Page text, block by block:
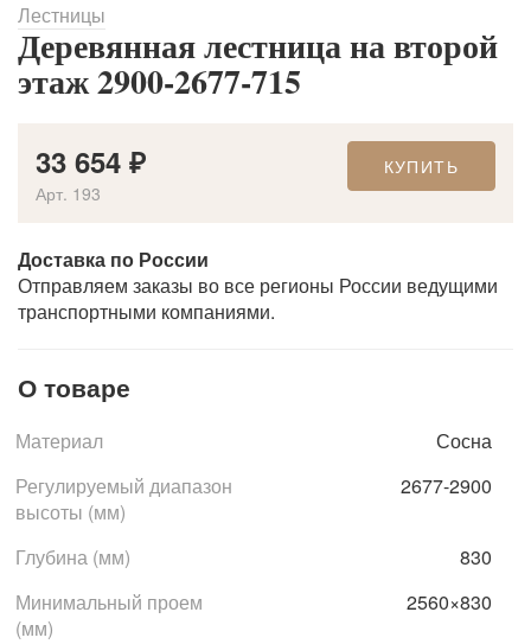
Лестницы
Деревянная лестница на второй
этаж 2900-2677-715
КУПИТЬ
33 654 ₽
Арт. 193
Доставка по России
Отправляем заказы во все регионы России ведущими
транспортными компаниями.
О товаре
Материал
Сосна
Регулируемый диапазон
высоты (мм)
2677-2900
Глубина (мм)
830
Минимальный проем
(мм)
2560×830